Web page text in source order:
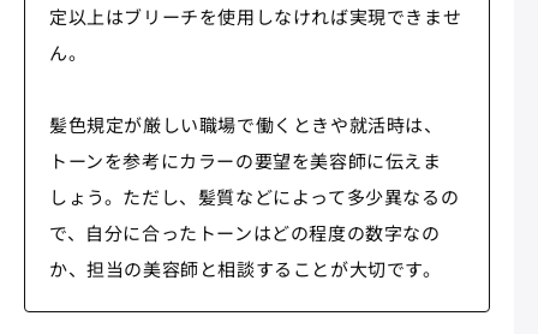
定以上はブリーチを使用しなければ実現できませ
ん。
髪色規定が厳しい職場で働くときや就活時は、
トーンを参考にカラーの要望を美容師に伝えま
しょう。ただし、髪質などによって多少異なるの
で、自分に合ったトーンはどの程度の数字なの
か、担当の美容師と相談することが大切です。